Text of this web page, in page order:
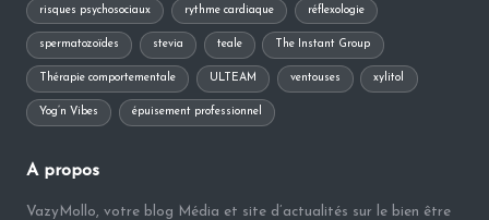
risques psychosociaux rythme cardiaque réflexologie
spermatozoïdes stevia teale The Instant Group
Thérapie comportementale ULTEAM ventouses xylitol
Yog’n Vibes épuisement professionnel
A propos
VazyMollo, votre blog Média et site d’actualités sur le bien être